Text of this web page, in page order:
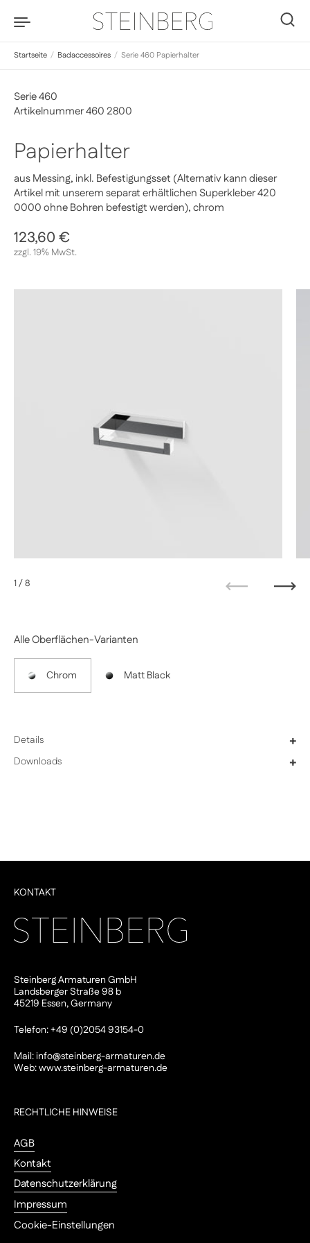
Startseite / Badaccessoires / Serie 460 Papierhalter
Papierhalter
aus Messing, inkl. Befestigungsset (Alternativ kann dieser
Artikel mit unserem separat erhältlichen Superkleber 420
0000 ohne Bohren befestigt werden), chrom
Serie 460
Artikelnummer 460 2800
Regulärer Preis
123,60 €
zzgl. 19% MwSt.
Alle Oberflächen-Varianten
Chrom Matt Black
Details +
Downloads +
1/ 8
KONTAKT
Steinberg Armaturen GmbH
Landsberger Straße 98 b
45219 Essen, Germany
Telefon: +49 (0)2054 93154-0
Mail:info@steinberg-armaturen.de
Web:www.steinberg-armaturen.de
RECHTLICHE HINWEISE
AGB
Kontakt
Datenschutzerklärung
Impressum
Cookie-Einstellungen